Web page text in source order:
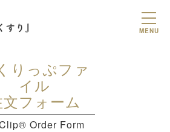
MENU
りっぷファ
イル
フォーム
Order Form